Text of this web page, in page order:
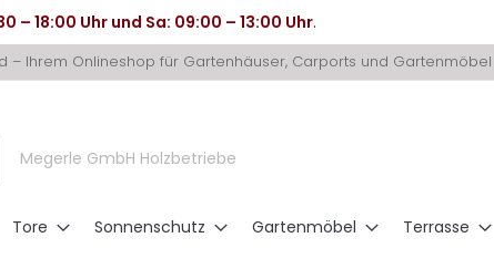
– 18:00 Uhr und Sa: 09:00 – 13:00 Uhr.
– Ihrem Onlineshop für Gartenhäuser, Carports und Gartenmöbel
Megerle GmbH Holzbetriebe
Tore Sonnenschutz Gartenmöbel Terrasse